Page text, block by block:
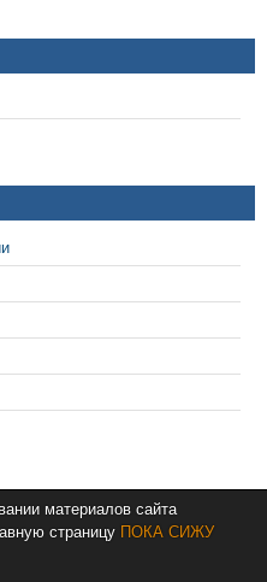
материалов сайта
страницу ПОКА СИЖУ